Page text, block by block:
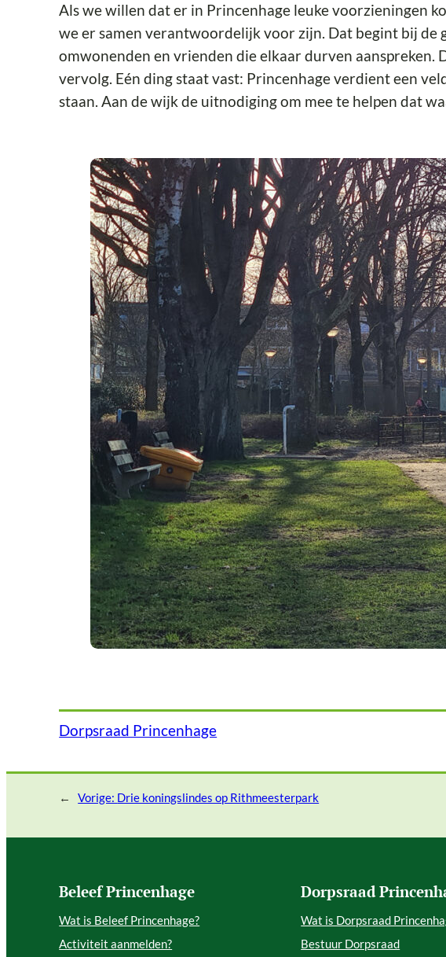
Als we willen dat er in Princenhage leuke voorzieningen
we er samen verantwoordelijk voor zijn. Dat begint bij de
omwonenden en vrienden die elkaar durven aanspreken.
vervolg. Eén ding staat vast: Princenhage verdient een
staan. Aan de wijk de uitnodiging om mee te helpen dat
Dorpsraad Princenhage
← Vorige: Drie koningslindes op Rithmeesterpark
Beleef Princenhage
Wat is Beleef Princenhage?
Activiteit aanmelden?
Dorpsraad
Wat is Dorpsraad
Bestuur Dorpsraad